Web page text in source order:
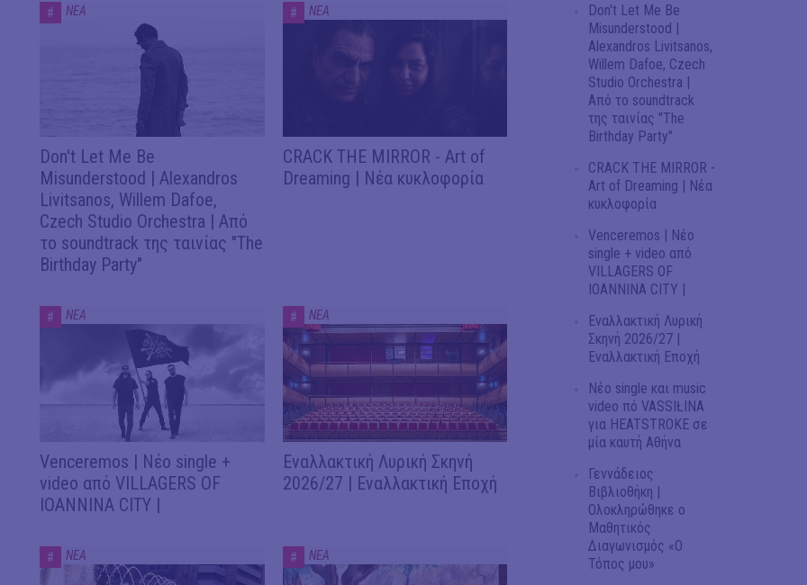
# ΝΕΑ
Don't Let Me Be
Misunderstood | Alexandros
Livitsanos, Willem Dafoe,
Czech Studio Orchestra | Από
το soundtrack της ταινίας "The
Birthday Party"
# ΝΕΑ
CRACK THE MIRROR - Art of
Dreaming | Νέα κυκλοφορία
# ΝΕΑ
Venceremos | Νέο single +
video από VILLAGERS OF
IOANNINA CITY |
# ΝΕΑ
Εναλλακτική Λυρική Σκηνή
2026/27 | Εναλλακτική Εποχή
# ΝΕΑ # ΝΕΑ
Don't Let Me Be
Misunderstood |
Alexandros Livitsanos,
Willem Dafoe, Czech
Studio Orchestra |
Από το soundtrack
της ταινίας "The
Birthday Party"
CRACK THE MIRROR -
Art of Dreaming | Νέα
κυκλοφορία
Venceremos | Νέο
single + video από
VILLAGERS OF
IOANNINA CITY |
Εναλλακτική Λυρική
Σκηνή 2026/27 |
Εναλλακτική Εποχή
Νέο single και music
video πό VASSIŁINA
για HEATSTROKE σε
μία καυτή Αθήνα
Γεννάδειος
Βιβλιοθήκη |
Ολοκληρώθηκε ο
Μαθητικός
Διαγωνισμός «Ο
Τόπος μου»